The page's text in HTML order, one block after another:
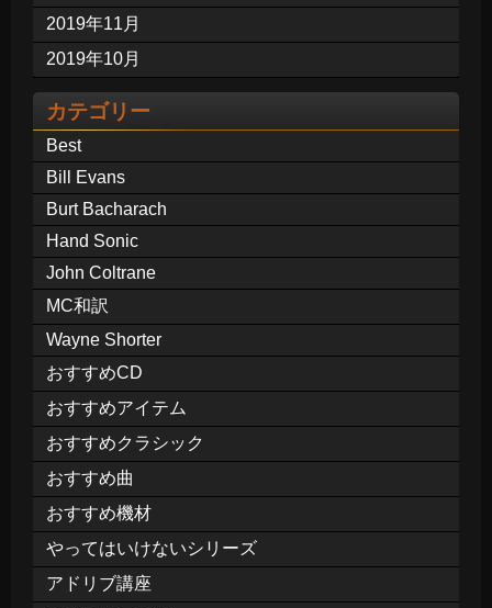
2019年11月
2019年10月
カテゴリー
Best
Bill Evans
Burt Bacharach
Hand Sonic
John Coltrane
MC和訳
Wayne Shorter
おすすめCD
おすすめアイテム
おすすめクラシック
おすすめ曲
おすすめ機材
やってはいけないシリーズ
アドリブ講座